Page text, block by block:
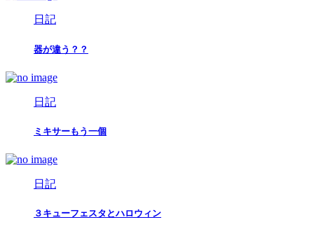
日記
器が違う？？
日記
ミキサーもう一個
日記
３キューフェスタとハロウィン